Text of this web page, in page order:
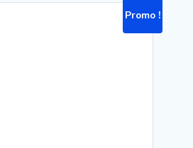
Promo !